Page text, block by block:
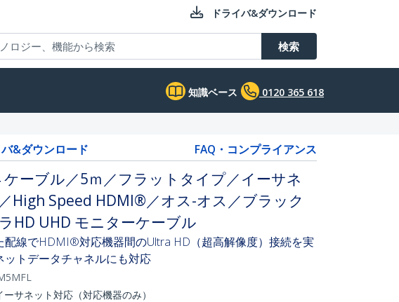
ドライバ&ダウンロード
検索
知識ベース 0120 365 618
バ&ダウンロード FAQ・コンプライアンス
ケーブル／5ｍ／フラットタイプ／イーサネ
High Speed HDMI®／オス-オス／ブラック
HD UHD モニターケーブル
配線でHDMI®対応機器間のUltra HD（超高解像度）接続を実
ットデータチャネルにも対応
サネット対応（対応機器のみ）